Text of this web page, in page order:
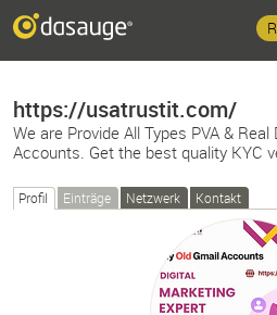
https://usatrustit.com/
We are Provide All Types PVA &
Accounts. Get the best quality KYC
Profil Einträge Netzwerk Kontakt